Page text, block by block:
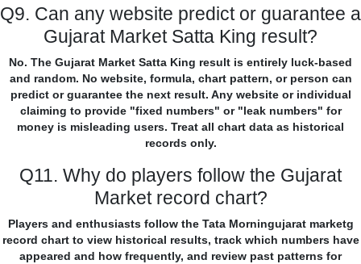
Q9. Can any website predict or guarantee a
Gujarat Market Satta King result?
No. The Gujarat Market Satta King result is entirely luck-based
and random. No website, formula, chart pattern, or person can
predict or guarantee the next result. Any website or individual
claiming to provide "fixed numbers" or "leak numbers" for
money is misleading users. Treat all chart data as historical
records only.
Q11. Why do players follow the Gujarat
Market record chart?
Players and enthusiasts follow the Tata Morningujarat marketg
record chart to view historical results, track which numbers have
appeared and how frequently, and review past patterns for